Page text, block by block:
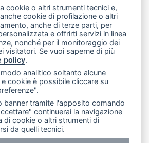
LeccoOnline
RSS
policy
sui cookie
SCRIVICI
LA TUA PUBBLICITÀ
cookie o altri strumenti tecnici e,
cookie di profilazione o altri
anche di terze parti, per
e offrirti servizi in linea
nonché per il monitoraggio dei
visitatori. Se vuoi saperne di più
policy.
analitico soltanto alcune
cookie è possibile cliccare su
banner tramite l'apposito comando
continuerai la navigazione
di cookie o altri strumenti di
da quelli tecnici.